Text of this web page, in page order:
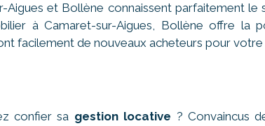
et Bollène connaissent parfaitement
à Camaret-sur-Aigues, Bollène offre la
facilement de nouveaux acheteurs pour votre
confier sa gestion locative ? Convaincus